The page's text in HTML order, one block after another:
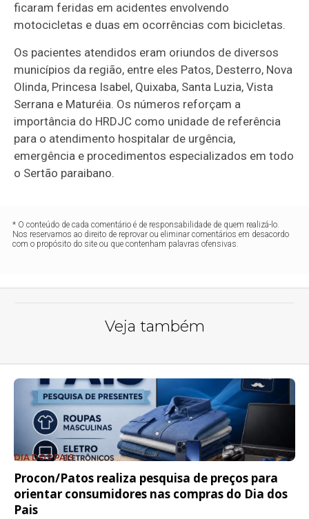
ficaram feridas em acidentes envolvendo
motocicletas e duas em ocorrências com bicicletas.
Os pacientes atendidos eram oriundos de diversos
municípios da região, entre eles Patos, Desterro, Nova
Olinda, Princesa Isabel, Quixaba, Santa Luzia, Vista
Serrana e Maturéia. Os números reforçam a
importância do HRDJC como unidade de referência
para o atendimento hospitalar de urgência,
emergência e procedimentos especializados em todo
o Sertão paraibano.
* O conteúdo de cada comentário é de responsabilidade de quem realizá-lo.
Nos reservamos ao direito de reprovar ou eliminar comentários em desacordo
com o propósito do site ou que contenham palavras ofensivas.
Veja também
DIA DOS PAIS
Procon/Patos realiza pesquisa de preços para
orientar consumidores nas compras do Dia dos
Pais